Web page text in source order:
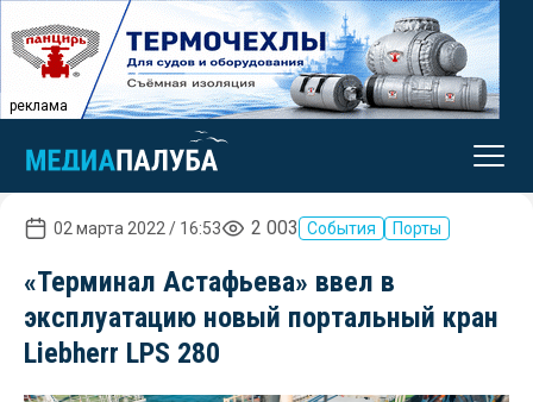
реклама
02 марта 2022 / 16:53 2 003 События Порты
«Терминал Астафьева» ввел в
эксплуатацию новый портальный кран
Liebherr LPS 280